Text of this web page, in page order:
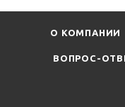
О КОМПАНИИ
ВОПРОС-